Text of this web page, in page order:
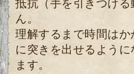
抵抗（手を引きつけ
ん。
理解するまで時間は
に突きを出せるよう
ます。